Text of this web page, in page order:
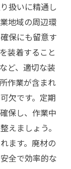
扱いに精通し
地域の周辺環
保にも留意す
装着すること
ど、適切な装
作業が含まれ
欠です。定期
保し、作業中
えましょう。
ます。廃材の
全で効率的な